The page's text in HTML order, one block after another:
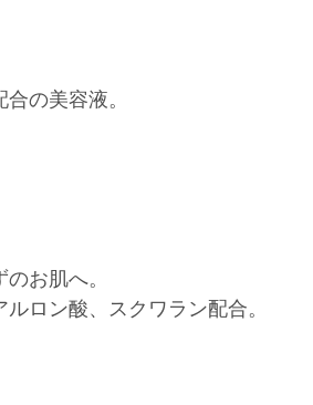
の美容液。
お肌へ。
ロン酸、スクワラン配合。